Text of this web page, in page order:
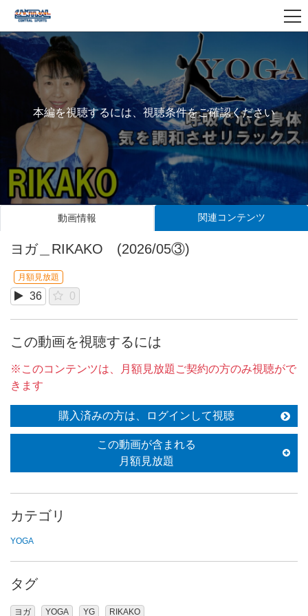
本編を視聴するには、視聴条件をご確認ください
動画情報 関連コンテンツ
ヨガ＿RIKAKO (2026/05③)
月額見放題
36 0
この動画を視聴するには
※このコンテンツは、月額見放題ご契約の方のみ視聴がで
きます
購入済みの方は、ログインして視聴
この動画が含まれる
月額見放題
カテゴリ
YOGA
タグ
ヨガ YOGA YG RIKAKO